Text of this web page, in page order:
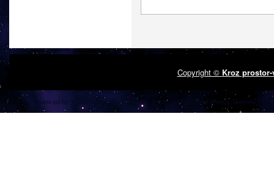
Copyright © Kroz prostor-
Powered by WordPress | Designed by: Premium Free WordPress Themes |